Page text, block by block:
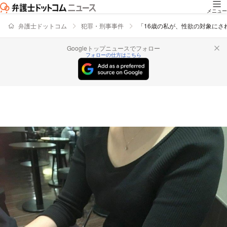
メニュー
弁護士ドットコム 犯罪・刑事事件 「16歳の私が、性欲の対象に
Googleトップニュースでフォロー
フォローの仕方はこちら